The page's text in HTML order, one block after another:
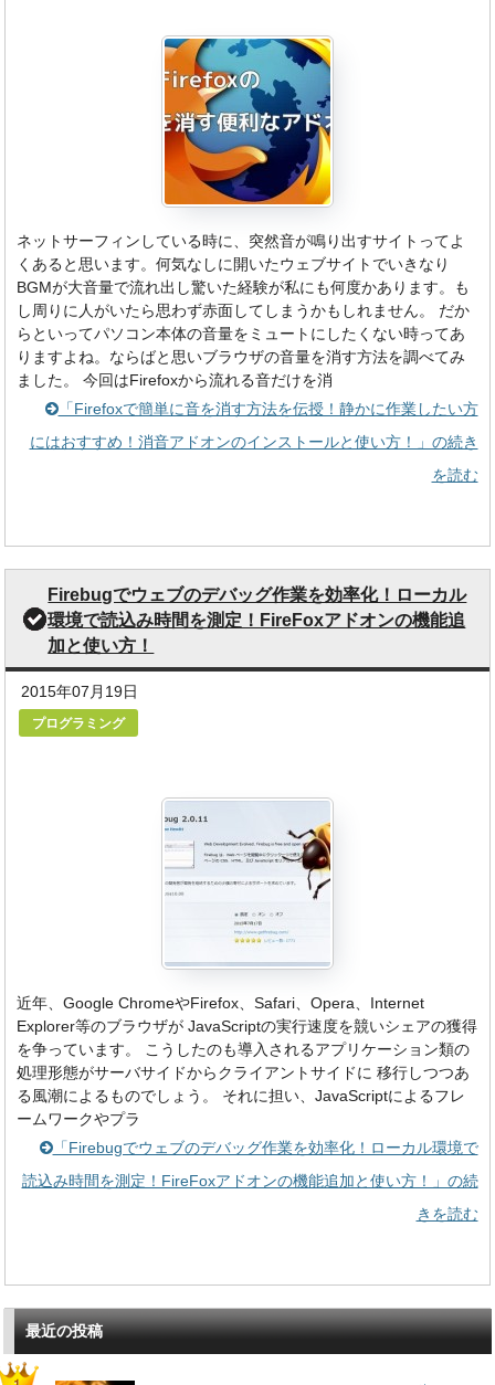
ネットサーフィンしている時に、突然音が鳴り出すサイトってよ
くあると思います。何気なしに開いたウェブサイトでいきなり
BGMが大音量で流れ出し驚いた経験が私にも何度かあります。も
し周りに人がいたら思わず赤面してしまうかもしれません。 だか
らといってパソコン本体の音量をミュートにしたくない時ってあ
りますよね。ならばと思いブラウザの音量を消す方法を調べてみ
ました。 今回はFirefoxから流れる音だけを消
「Firefoxで簡単に音を消す方法を伝授！静かに作業したい方
にはおすすめ！消音アドオンのインストールと使い方！」の続き
を読む
Firebugでウェブのデバッグ作業を効率化！ローカル
環境で読込み時間を測定！FireFoxアドオンの機能追
加と使い方！
2015年07月19日
プログラミング
近年、Google ChromeやFirefox、Safari、Opera、Internet
Explorer等のブラウザが JavaScriptの実行速度を競いシェアの獲得
を争っています。 こうしたのも導入されるアプリケーション類の
処理形態がサーバサイドからクライアントサイドに 移行しつつあ
る風潮によるものでしょう。 それに担い、JavaScriptによるフレ
ームワークやプラ
「Firebugでウェブのデバッグ作業を効率化！ローカル環境で
読込み時間を測定！FireFoxアドオンの機能追加と使い方！」の続
きを読む
最近の投稿